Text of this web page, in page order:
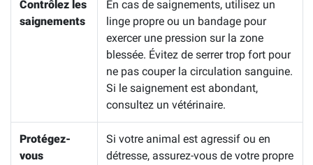
Contrôlez les
saignements
En cas de saignements, utilisez un
linge propre ou un bandage pour
exercer une pression sur la zone
blessée. Évitez de serrer trop fort pour
ne pas couper la circulation sanguine.
Si le saignement est abondant,
consultez un vétérinaire.
Protégez-
vous
Si votre animal est agressif ou en
détresse, assurez-vous de votre propre